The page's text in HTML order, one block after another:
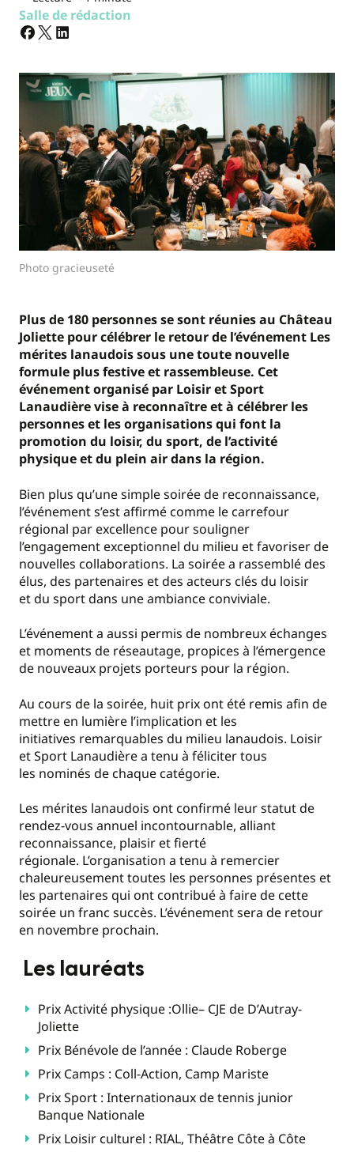
Salle de rédaction
Photo gracieuseté
Plus de 180 personnes se sont réunies au Château
Joliette pour célébrer le retour de l’événement Les
mérites lanaudois sous une toute nouvelle
formule plus festive et rassembleuse. Cet
événement organisé par Loisir et Sport
Lanaudière vise à reconnaître et à célébrer les
personnes et les organisations qui font la
promotion du loisir, du sport, de l’activité
physique et du plein air dans la région.
Bien plus qu’une simple soirée de reconnaissance,
l’événement s’est affirmé comme le carrefour
régional par excellence pour souligner
l’engagement exceptionnel du milieu et favoriser de
nouvelles collaborations. La soirée a rassemblé des
élus, des partenaires et des acteurs clés du loisir
et du sport dans une ambiance conviviale.
L’événement a aussi permis de nombreux échanges
et moments de réseautage, propices à l’émergence
de nouveaux projets porteurs pour la région.
Au cours de la soirée, huit prix ont été remis afin de
mettre en lumière l’implication et les
initiatives remarquables du milieu lanaudois. Loisir
et Sport Lanaudière a tenu à féliciter tous
les nominés de chaque catégorie.
Les mérites lanaudois ont confirmé leur statut de
rendez-vous annuel incontournable, alliant
reconnaissance, plaisir et fierté
régionale. L’organisation a tenu à remercier
chaleureusement toutes les personnes présentes et
les partenaires qui ont contribué à faire de cette
soirée un franc succès. L’événement sera de retour
en novembre prochain.
Les lauréats
Prix Activité physique :Ollie– CJE de D’Autray-
Joliette
Prix Bénévole de l’année : Claude Roberge
Prix Camps : Coll-Action, Camp Mariste
Prix Sport : Internationaux de tennis junior
Banque Nationale
Prix Loisir culturel : RIAL, Théâtre Côte à Côte